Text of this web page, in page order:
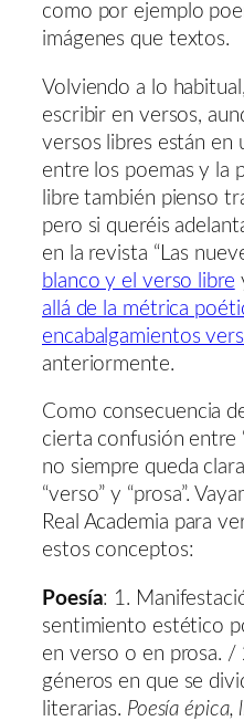
como por ejemplo
imágenes que textos.
Volviendo a lo
escribir en versos,
versos libres están en
entre los poemas y la
libre también pienso
pero si queréis
en la revista “Las
blanco y el verso libre
allá de la métrica
encabalgamientos
anteriormente.
Como consecuencia
cierta confusión entre
no siempre queda
“verso” y “prosa”.
Real Academia para
estos conceptos:
Poesía: 1.
sentimiento estético
en verso o en prosa. /
géneros en que se
literarias. Poesía épica,